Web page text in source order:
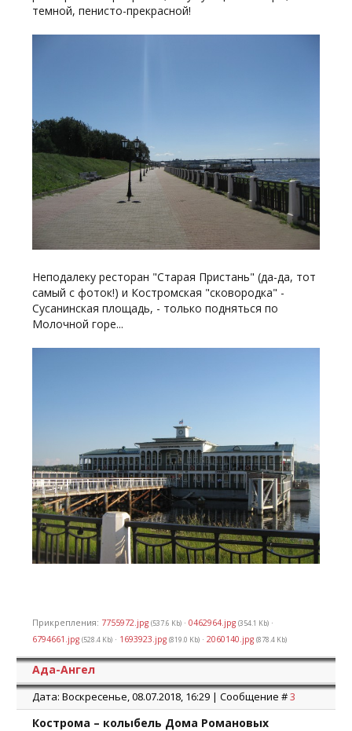
темной, пенисто-прекрасной!
Неподалеку ресторан "Старая Пристань" (да-да, тот
самый с фоток!) и Костромская "сковородка" -
Сусанинская площадь, - только подняться по
Молочной горе...
Прикрепления: 7755972.jpg (537.6 Kb) · 0462964.jpg (354.1 Kb) ·
6794661.jpg (528.4 Kb) · 1693923.jpg (819.0 Kb) · 2060140.jpg (878.4 Kb)
Ада-Ангел
Дата: Воскресенье, 08.07.2018, 16:29 | Сообщение #3
Кострома – колыбель Дома Романовых